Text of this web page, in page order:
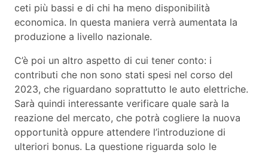
ceti più bassi e di chi ha meno disponibilità
economica. In questa maniera verrà aumentata la
produzione a livello nazionale.
C’è poi un altro aspetto di cui tener conto: i
contributi che non sono stati spesi nel corso del
2023, che riguardano soprattutto le auto elettriche.
Sarà quindi interessante verificare quale sarà la
reazione del mercato, che potrà cogliere la nuova
opportunità oppure attendere l’introduzione di
ulteriori bonus. La questione riguarda solo le